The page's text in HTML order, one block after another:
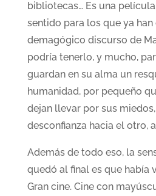
bibliotecas… Es una
sentido para los que ya
demagógico discurso de
podría tenerlo, y mucho,
guardan en su alma un
humanidad, por pequeño
dejan llevar por sus
desconfianza hacia el otro,
Además de todo eso, la
quedó al final es que había
Gran cine. Cine con